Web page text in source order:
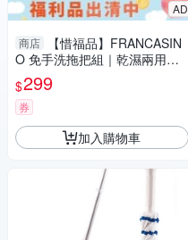
AD
商店
【惜福品】FRANCASIN
O 免手洗拖把組｜乾濕兩用．
輕鬆收納．強力吸水【杏一】
$299
券
加入購物車